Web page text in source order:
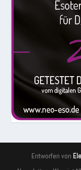
Entworfen von